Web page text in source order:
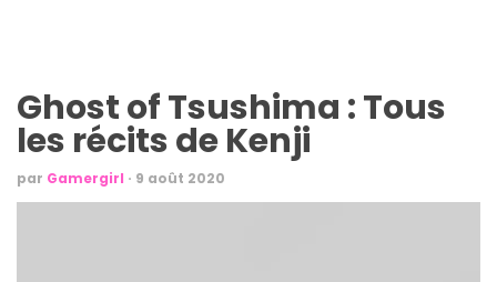
Ghost of Tsushima : Tous
les récits de Kenji
par Gamergirl · 9 août 2020